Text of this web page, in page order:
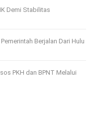
Demi Stabilitas
Berjalan Dari Hulu
PKH dan BPNT Melalui